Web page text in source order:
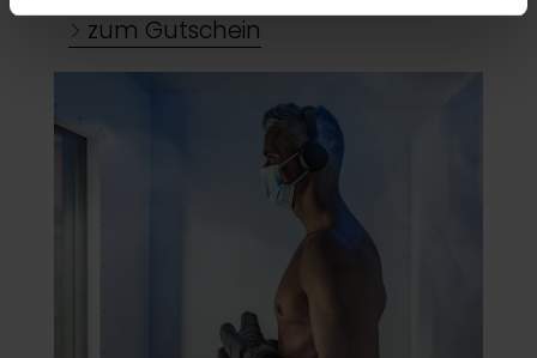
(auch in den USA) verwendet werden dürfen.
Ausgenommen von den unbedingt erforderlichen
Website dienen und nicht abwählbar sind, können Sie die
einzelnen Cookies für jeden Anbieter individuell
bearbeiten. Ihre Einwilligung können Sie jederzeit mit
Wirkung für die Zukunft im Punkt "Cookie-Einstellungen"
in der Fußzeile dieser Website widerrufen.
Ausgenommen hiervon sind unbedingt erforderliche
Cookies, die nicht abgewählt werden können.